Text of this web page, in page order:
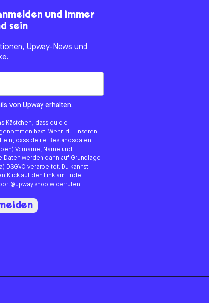
und immer
sein
Upway-News und
von Upway erhalten.
Kästchen, dass du die
hast. Wenn du unseren
ein, dass deine Bestandsdaten
Vorname, Name und
werden dann auf Grundlage
DSGVO verarbeitet. Du kannst
Klick auf den Link am Ende
widerrufen.